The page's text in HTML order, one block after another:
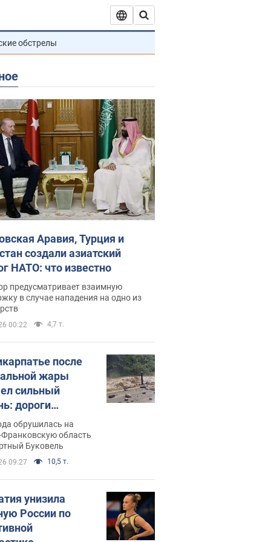
обстрелы
Аравия, Турция и
создали азиатский
НАТО: что известно
предусматривает взаимную
в случае нападения на одно из
00:22 4,7 т.
после
жары
сильный
дороги
в реки.
обрушилась на
область
Буковель
09:27 10,5 т.
унизила
России по